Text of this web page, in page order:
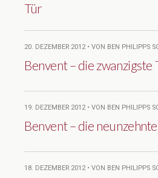
Tür
20. DEZEMBER 2012 • VON BEN PHILIPPS
Benvent – die zwanzigste
19. DEZEMBER 2012 • VON BEN PHILIPPS
Benvent – die
18. DEZEMBER 2012 • VON BEN PHILIPPS